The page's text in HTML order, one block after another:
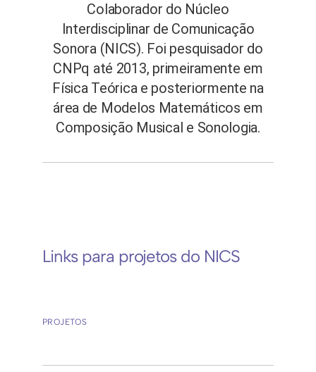
Colaborador do Núcleo
Interdisciplinar de Comunicação
Sonora (NICS). Foi pesquisador do
CNPq até 2013, primeiramente em
Física Teórica e posteriormente na
área de Modelos Matemáticos em
Composição Musical e Sonologia.
Links para projetos do NICS
PROJETOS